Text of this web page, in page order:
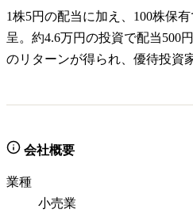
1株5円の配当に加え、100株保
呈。約4.6万円の投資で配当500
のリターンが得られ、優待投資
会社概要
業種
小売業